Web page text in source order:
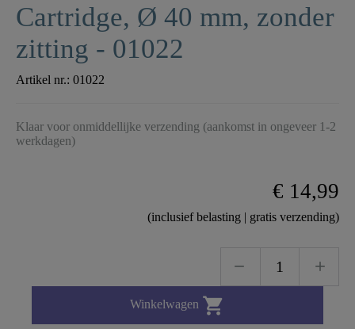
Cartridge, Ø 40 mm, zonder
zitting - 01022
Artikel nr.: 01022
Klaar voor onmiddellijke verzending (aankomst in ongeveer 1-2
werkdagen)
€ 14,99
(inclusief belasting | gratis verzending)
Winkelwagen 